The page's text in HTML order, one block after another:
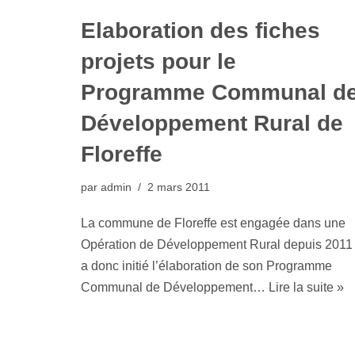
Elaboration des fiches
projets pour le
Programme Communal
Développement Rural de
Floreffe
par admin 2 mars 2011
La commune de Floreffe est engagée dans une
Opération de Développement Rural depuis 2011
a donc initié l’élaboration de son Programme
Communal de Développement… Lire la suite »